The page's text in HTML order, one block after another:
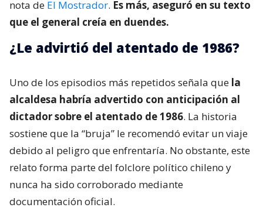
nota de El Mostrador. Es más, aseguró en su texto
que el general creía en duendes.
¿Le advirtió del atentado de 1986?
Uno de los episodios más repetidos señala que la
alcaldesa habría advertido con anticipación al
dictador sobre el atentado de 1986. La historia
sostiene que la “bruja” le recomendó evitar un viaje
debido al peligro que enfrentaría. No obstante, este
relato forma parte del folclore político chileno y
nunca ha sido corroborado mediante
documentación oficial.